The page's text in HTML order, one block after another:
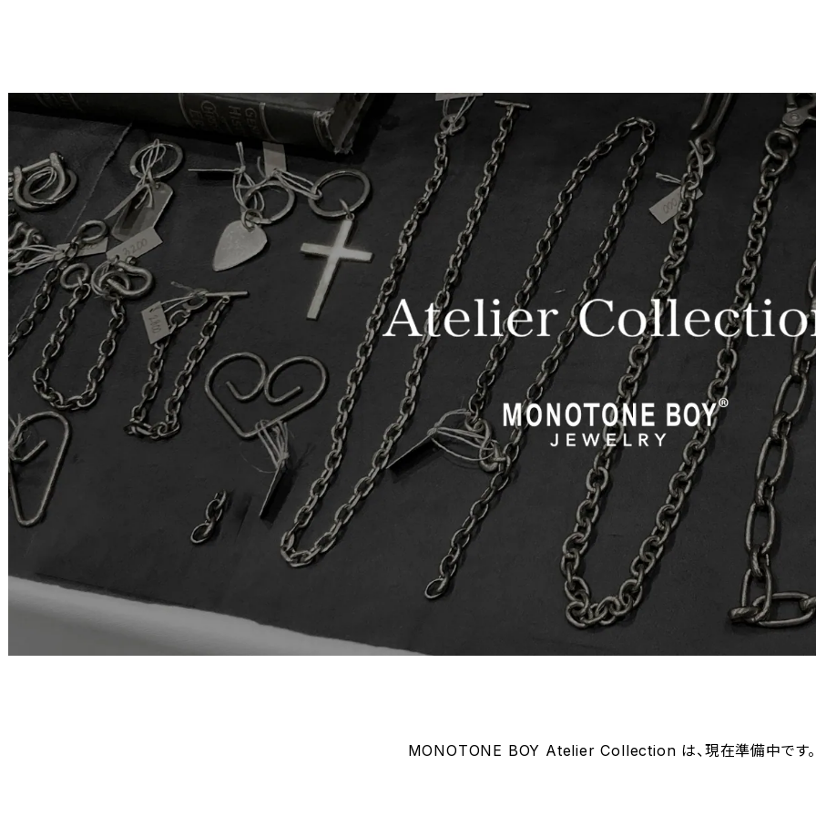
MONOTONE BOY Atelier Collection は、現在準備中です。